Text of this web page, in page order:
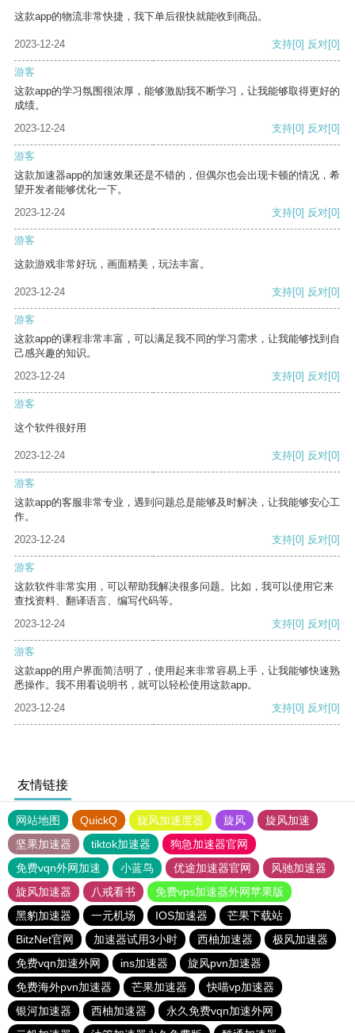
这款app的物流非常快捷，我下单后很快就能收到商品。
2023-12-24 支持[0] 反对[0]
游客
这款app的学习氛围很浓厚，能够激励我不断学习，让我能够取得更好的
成绩。
2023-12-24
支持[0] 反对[0]
游客
这款加速器app的加速效果还是不错的，但偶尔也会出现卡顿的情况，希
望开发者能够优化一下。
2023-12-24
支持[0] 反对[0]
游客
这款游戏非常好玩，画面精美，玩法丰富。
2023-12-24 支持[0] 反对[0]
游客
这款app的课程非常丰富，可以满足我不同的学习需求，让我能够找到自
己感兴趣的知识。
2023-12-24
支持[0] 反对[0]
游客
这个软件很好用
2023-12-24 支持[0] 反对[0]
游客
这款app的客服非常专业，遇到问题总是能够及时解决，让我能够安心工
作。
2023-12-24
支持[0] 反对[0]
游客
这款软件非常实用，可以帮助我解决很多问题。比如，我可以使用它来
查找资料、翻译语言、编写代码等。
2023-12-24
支持[0] 反对[0]
游客
这款app的用户界面简洁明了，使用起来非常容易上手，让我能够快速熟
悉操作。我不用看说明书，就可以轻松使用这款app。
2023-12-24
支持[0] 反对[0]
友情链接
网站地图 QuickQ 旋风加速度器 旋风
旋风加速
坚果加速器
tiktok加速器
狗急加速器官网
免费vqn外网加速
小蓝鸟 优途加速器官网
风驰加速器
旋风加速器
八戒看书
免费vps加速器外网苹果版
黑豹加速器
一元机场 IOS加速器
芒果下载站
BitzNet官网
加速器试用3小时 西柚加速器
极风加速器
免费vqn加速外网
ins加速器
旋风pvn加速器
免费海外pvn加速器
芒果加速器
快喵vp加速器
银河加速器
西柚加速器
永久免费vqn加速外网